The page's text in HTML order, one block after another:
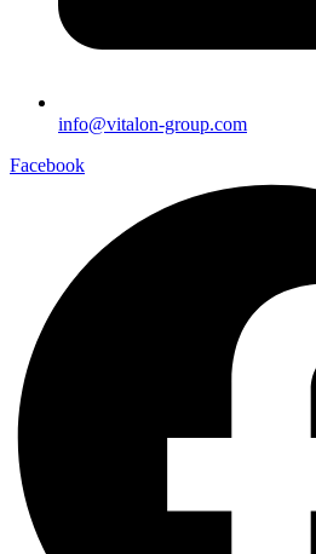
info@vitalon-group.com
Facebook